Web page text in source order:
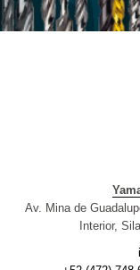
Av. Mina de
Interior,